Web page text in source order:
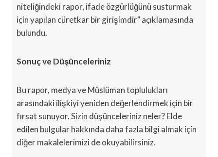
niteliğindeki rapor, ifade özgürlüğünü susturmak
için yapılan cüretkar bir girişimdir" açıklamasında
bulundu.
Sonuç ve Düşünceleriniz
Bu rapor, medya ve Müslüman toplulukları
arasındaki ilişkiyi yeniden değerlendirmek için bir
fırsat sunuyor. Sizin düşünceleriniz neler? Elde
edilen bulgular hakkında daha fazla bilgi almak için
diğer makalelerimizi de okuyabilirsiniz.